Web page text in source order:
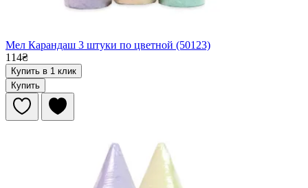
Мел Карандаш 3 штуки по цветной (50123)
114₴
Купить в 1 клик
Купить